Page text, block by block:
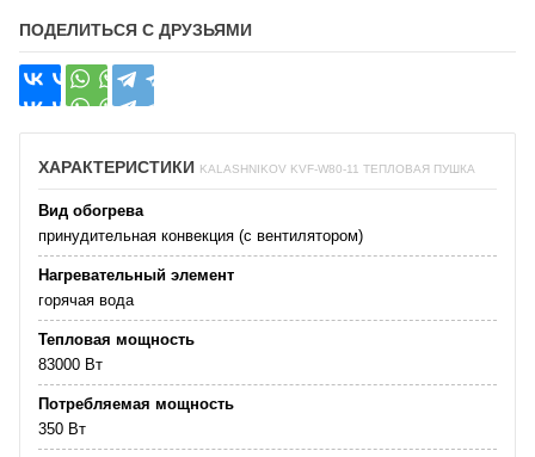
ПОДЕЛИТЬСЯ С ДРУЗЬЯМИ
ХАРАКТЕРИСТИКИ KALASHNIKOV KVF-W80-11 ТЕПЛОВАЯ ПУШКА
Вид обогрева
принудительная конвекция (с вентилятором)
Нагревательный элемент
горячая вода
Тепловая мощность
83000 Вт
Потребляемая мощность
350 Вт